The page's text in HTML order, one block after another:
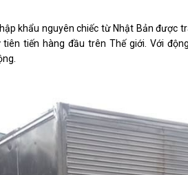
khẩu nguyên chiếc từ Nhật Bản được
tiến hàng đầu trên Thế giới. Với